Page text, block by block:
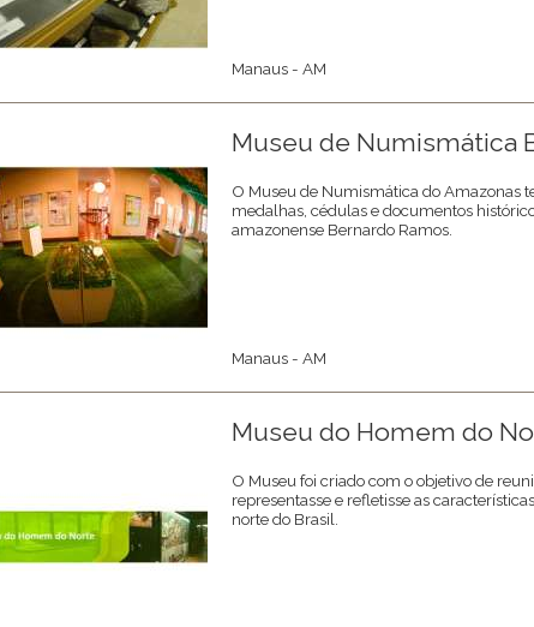
Manaus - AM
Museu de Numismática
O Museu de Numismática do Amazonas
medalhas, cédulas e documentos
amazonense Bernardo Ramos.
Manaus - AM
Museu do Homem do
O Museu foi criado com o objetivo de
representasse e refletisse as
norte do Brasil.